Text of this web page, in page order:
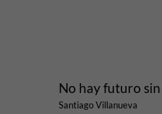
No hay futuro
Santiago Villanueva